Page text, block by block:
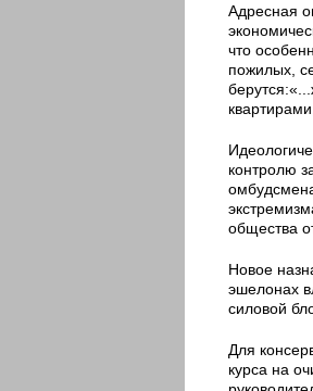
Адресная
что
пожилых,
контролю
общества
Новое
эшелонах
силовой
Для
курса на